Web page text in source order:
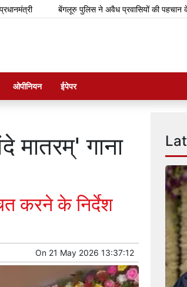
बेंगलूरु पुलिस ने अवैध प्रवासियों की पहचान के लिए
ओपीनियन ईपेपर
मातरम्' गाना
करने के निर्देश
On 21 May 2026 13:37:12